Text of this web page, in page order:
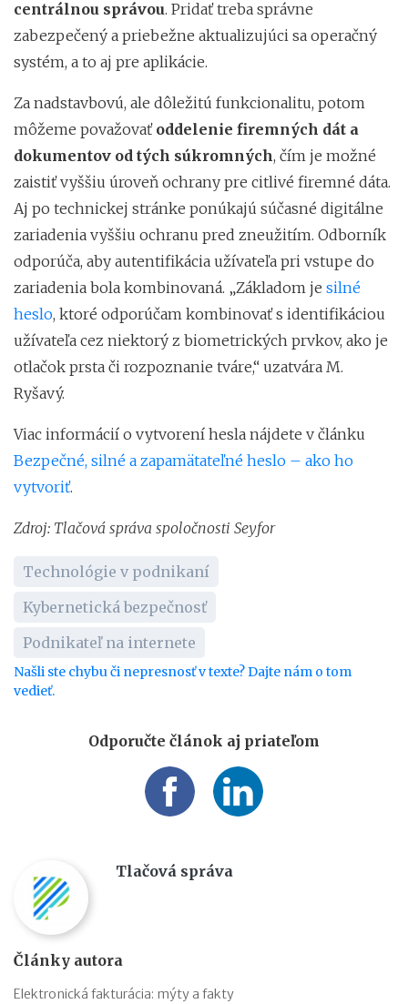
centrálnou správou. Pridať treba správne
zabezpečený a priebežne aktualizujúci sa operačný
systém, a to aj pre aplikácie.
Za nadstavbovú, ale dôležitú funkcionalitu, potom
môžeme považovať oddelenie firemných dát a
dokumentov od tých súkromných, čím je možné
zaistiť vyššiu úroveň ochrany pre citlivé firemné dáta.
Aj po technickej stránke ponúkajú súčasné digitálne
zariadenia vyššiu ochranu pred zneužitím. Odborník
odporúča, aby autentifikácia užívateľa pri vstupe do
zariadenia bola kombinovaná. „Základom je silné
heslo, ktoré odporúčam kombinovať s identifikáciou
užívateľa cez niektorý z biometrických prvkov, ako je
otlačok prsta či rozpoznanie tváre,“ uzatvára M.
Ryšavý.
Viac informácií o vytvorení hesla nájdete v článku
Bezpečné, silné a zapamätateľné heslo – ako ho
vytvoriť.
Zdroj: Tlačová správa spoločnosti Seyfor
Technológie v podnikaní
Kybernetická bezpečnosť
Podnikateľ na internete
Našli ste chybu či nepresnosť v texte? Dajte nám o tom
vedieť.
Odporučte článok aj priateľom
Tlačová správa
Články autora
Elektronická fakturácia: mýty a fakty